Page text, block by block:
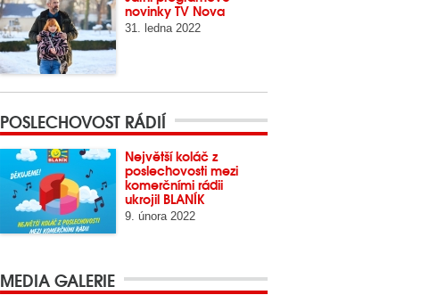
novinky TV Nova
31. ledna 2022
POSLECHOVOST RÁDIÍ
Největší koláč z
poslechovosti mezi
komerčními rádii
ukrojil BLANÍK
9. února 2022
MEDIA GALERIE